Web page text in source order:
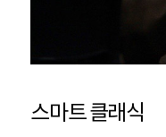
스마트 클래식